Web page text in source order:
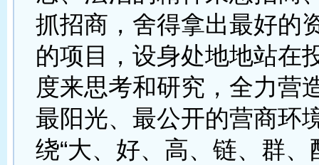
抓招商，舍得拿出最好的
的项目，设身处地地站在
度来思考和研究，全力营
最阳光、最公开的营商环
绕“大、好、高、链、群、